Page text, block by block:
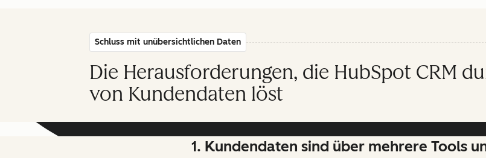
Schluss mit unübersichtlichen Daten
Die Herausforderungen, die HubSpot CRM
von Kundendaten löst
1. Kundendaten sind über mehrere Tools